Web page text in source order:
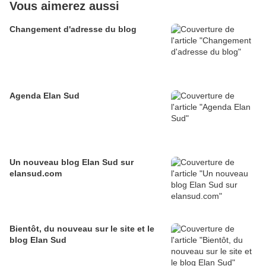
Vous aimerez aussi
Changement d'adresse du blog
Agenda Elan Sud
Un nouveau blog Elan Sud sur
elansud.com
Bientôt, du nouveau sur le site et le
blog Elan Sud